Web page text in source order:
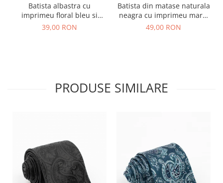
Batista albastra cu
imprimeu floral bleu si
negru
39,00 RON
Batista din matase naturala
neagra cu imprimeu maro,
alb si albastru
49,00 RON
PRODUSE SIMILARE